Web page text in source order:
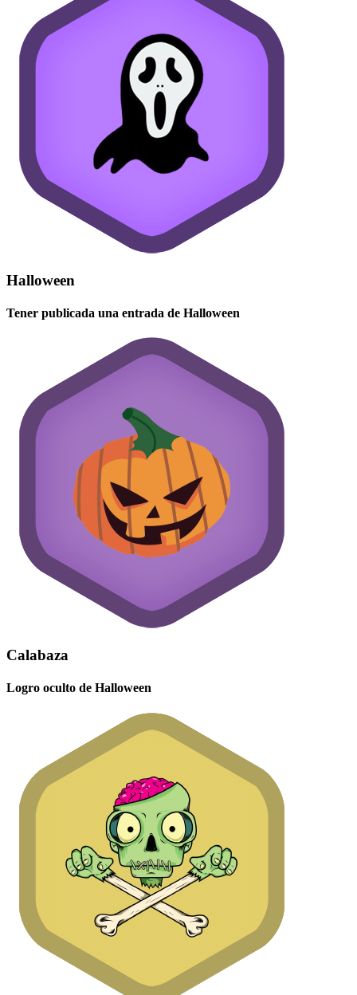
Halloween
Tener publicada una entrada de Halloween
Calabaza
Logro oculto de Halloween